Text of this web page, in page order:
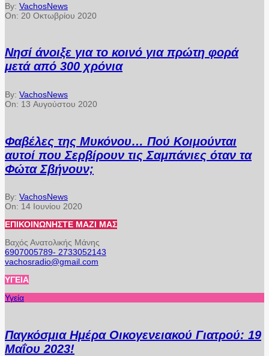
By: VachosNews
On: 20 Οκτωβρίου 2020
Νησί άνοιξε για το κοινό για πρώτη φορά
μετά από 300 χρόνια
By: VachosNews
On: 13 Αυγούστου 2020
Φαβέλες της Μυκόνου… Πού Κοιμούνται
αυτοί που Σερβίρουν τις Σαμπάνιες όταν τα
Φώτα Σβήνουν;
By: VachosNews
On: 14 Ιουνίου 2020
ΕΠΙΚΟΙΝΩΝΉΣΤΕ ΜΑΖΊ ΜΑΣ
Βαχός Ανατολικής Μάνης
6907005789- 2733052143
vachosradio@gmail.com
ΥΓΕΊΑ
Υγεία
Παγκόσμια Ημέρα Οικογενειακού Γιατρού: 19
Μαΐου 2023!